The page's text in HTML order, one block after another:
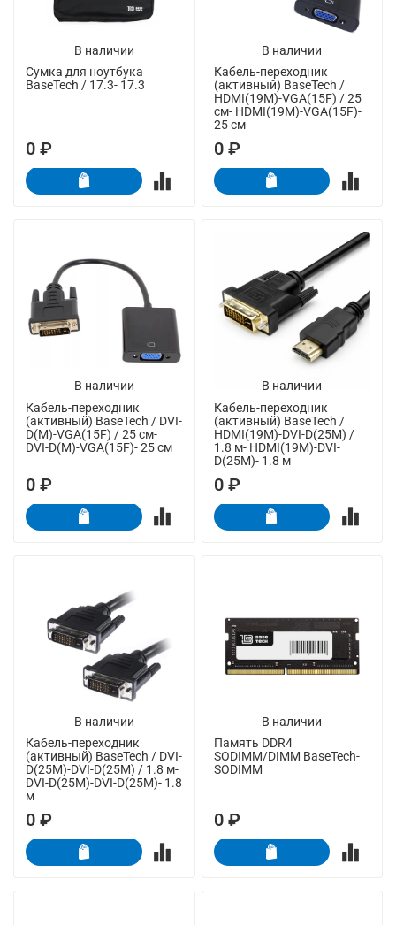
В наличии
Сумка для ноутбука
BaseTech / 17.3- 17.3
0 ₽
В наличии
Кабель-переходник
(активный) BaseTech /
HDMI(19M)-VGA(15F) / 25
см- HDMI(19M)-VGA(15F)-
25 см
0 ₽
В наличии
Кабель-переходник
(активный) BaseTech / DVI-
D(M)-VGA(15F) / 25 см-
DVI-D(M)-VGA(15F)- 25 см
0 ₽
В наличии
Кабель-переходник
(активный) BaseTech /
HDMI(19M)-DVI-D(25M) /
1.8 м- HDMI(19M)-DVI-
D(25M)- 1.8 м
0 ₽
В наличии
Кабель-переходник
(активный) BaseTech / DVI-
D(25M)-DVI-D(25M) / 1.8 м-
DVI-D(25M)-DVI-D(25M)- 1.8
м
0 ₽
В наличии
Память DDR4
SODIMM/DIMM BaseTech-
SODIMM
0 ₽